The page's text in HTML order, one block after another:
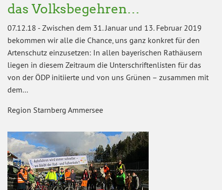
das Volksbegehren…
07.12.18 - Zwischen dem 31. Januar und 13. Februar 2019
bekommen wir alle die Chance, uns ganz konkret für den
Artenschutz einzusetzen: In allen bayerischen Rathäusern
liegen in diesem Zeitraum die Unterschriftenlisten für das
von der ÖDP initiierte und von uns Grünen – zusammen mit
dem…
Region Starnberg Ammersee